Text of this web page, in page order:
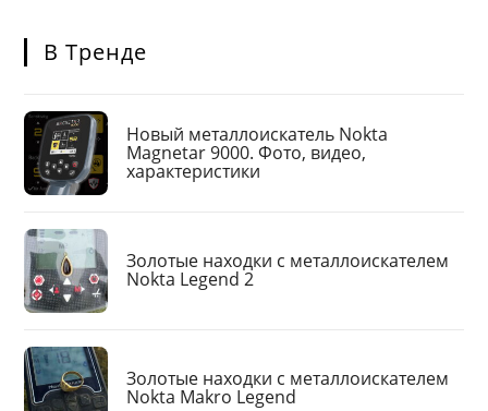
В Тренде
Новый металлоискатель Nokta
Magnetar 9000. Фото, видео,
характеристики
Золотые находки с металлоискателем
Nokta Legend 2
Золотые находки с металлоискателем
Nokta Makro Legend